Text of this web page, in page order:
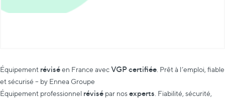
Équipement réviséen France avecVGP certifiée . Prêt à l’emploi, fiable
et sécurisé – by Ennea Groupe
Équipement professionnel révisé par nosexperts . Fiabilité, sécurité,